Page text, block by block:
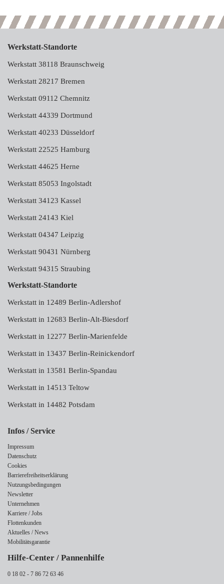
Werkstatt-Standorte
Werkstatt 38118 Braunschweig
Werkstatt 28217 Bremen
Werkstatt 09112 Chemnitz
Werkstatt 44339 Dortmund
Werkstatt 40233 Düsseldorf
Werkstatt 22525 Hamburg
Werkstatt 44625 Herne
Werkstatt 85053 Ingolstadt
Werkstatt 34123 Kassel
Werkstatt 24143 Kiel
Werkstatt 04347 Leipzig
Werkstatt 90431 Nürnberg
Werkstatt 94315 Straubing
Werkstatt-Standorte
Werkstatt in 12489 Berlin-Adlershof
Werkstatt in 12683 Berlin-Alt-Biesdorf
Werkstatt in 12277 Berlin-Marienfelde
Werkstatt in 13437 Berlin-Reinickendorf
Werkstatt in 13581 Berlin-Spandau
Werkstatt in 14513 Teltow
Werkstatt in 14482 Potsdam
Infos / Service
Impressum
Datenschutz
Cookies
Barrierefreiheitserklärung
Nutzungsbedingungen
Newsletter
Unternehmen
Karriere / Jobs
Flottenkunden
Aktuelles / News
Mobilitätsgarantie
Hilfe-Center / Pannenhilfe
0 18 02 - 7 86 72 63 46